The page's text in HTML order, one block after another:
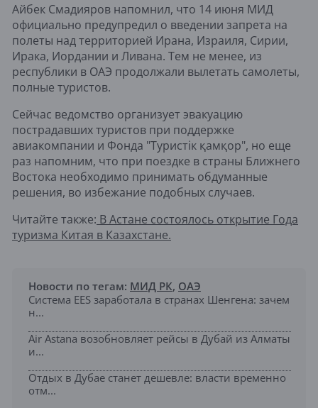
Айбек Смадияров напомнил, что 14 июня МИД
официально предупредил о введении запрета на
полеты над территорией Ирана, Израиля, Сирии,
Ирака, Иордании и Ливана. Тем не менее, из
республики в ОАЭ продолжали вылетать самолеты,
полные туристов.
Сейчас ведомство организует эвакуацию
пострадавших туристов при поддержке
авиакомпании и Фонда "Туристік қамқор", но еще
раз напомним, что при поездке в страны Ближнего
Востока необходимо принимать обдуманные
решения, во избежание подобных случаев.
Читайте также: В Астане состоялось открытие Года
туризма Китая в Казахстане.
Новости по тегам: МИД РК, ОАЭ
Система EES заработала в странах Шенгена: зачем
н...
Air Astana возобновляет рейсы в Дубай из Алматы
и...
Отдых в Дубае станет дешевле: власти временно
отм...